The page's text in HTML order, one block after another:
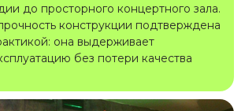
до просторного концертного зала.
конструкции подтверждена
она выдерживает
без потери качества